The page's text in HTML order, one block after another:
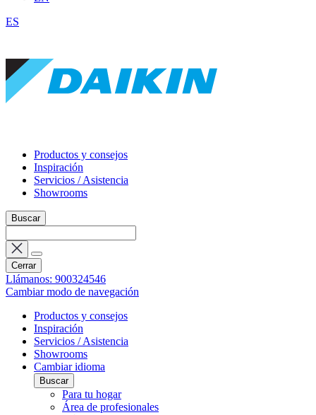
ES
Productos y consejos
Inspiración
Servicios / Asistencia
Showrooms
Buscar
Cerrar
Llámanos: 900324546
Cambiar modo de navegación
Productos y consejos
Inspiración
Servicios / Asistencia
Showrooms
Cambiar idioma
Buscar
Para tu hogar
Área de profesionales